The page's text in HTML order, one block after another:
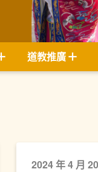
道教推廣
2024 年 4 月